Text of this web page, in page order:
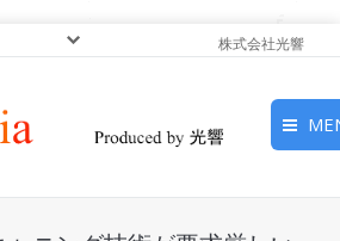
株式会社光響